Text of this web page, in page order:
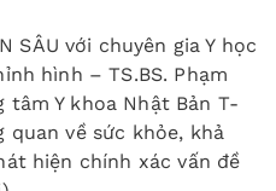
SÂU với chuyên gia Y học
hình – TS.BS. Phạm
tâm Y khoa Nhật Bản T-
quan về sức khỏe, khả
hiện chính xác vấn đề